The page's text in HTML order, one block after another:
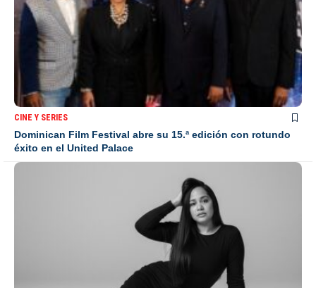
CINE Y SERIES
Dominican Film Festival abre su 15.ª edición con rotundo
éxito en el United Palace